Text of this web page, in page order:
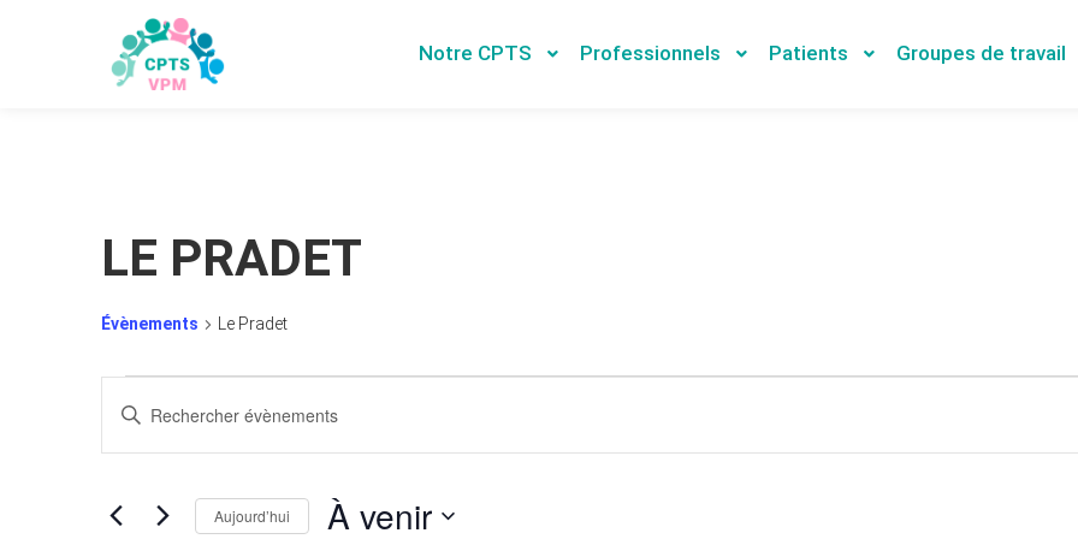
Notre CPTS Professionnels Patients Groupes de travail
LE PRADET
Évènements Le Pradet
RECHERCHE
ET
NAVIGATION
Saisir
mot-
clé.
par
Aujourd’hui À venir